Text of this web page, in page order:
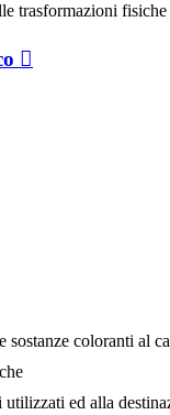
trasformazioni
coloranti al
ed alla